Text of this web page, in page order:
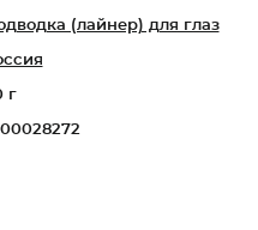
(лайнер) для глаз
г